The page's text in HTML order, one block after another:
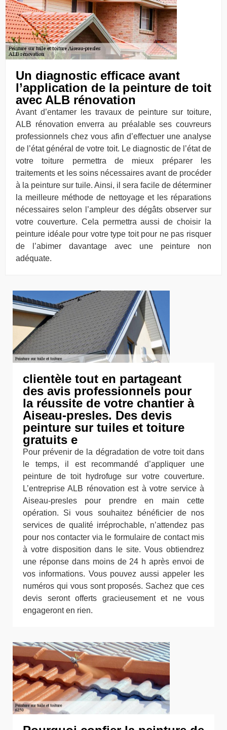
Un diagnostic efficace avant
l’application de la peinture de toit
avec ALB rénovation
Avant d’entamer les travaux de peinture sur toiture,
ALB rénovation enverra au préalable ses couvreurs
professionnels chez vous afin d’effectuer une analyse
de l’état général de votre toit. Le diagnostic de l’état de
votre toiture permettra de mieux préparer les
traitements et les soins nécessaires avant de procéder
à la peinture sur tuile. Ainsi, il sera facile de déterminer
la meilleure méthode de nettoyage et les réparations
nécessaires selon l’ampleur des dégâts observer sur
votre couverture. Cela permettra aussi de choisir la
peinture idéale pour votre type toit pour ne pas risquer
de l’abimer davantage avec une peinture non
adéquate.
clientèle tout en partageant
des avis professionnels pour
la réussite de votre chantier à
Aiseau-presles. Des devis
peinture sur tuiles et toiture
gratuits e
Pour prévenir de la dégradation de votre toit dans
le temps, il est recommandé d’appliquer une
peinture de toit hydrofuge sur votre couverture.
L’entreprise ALB rénovation est à votre service à
Aiseau-presles pour prendre en main cette
opération. Si vous souhaitez bénéficier de nos
services de qualité irréprochable, n’attendez pas
pour nos contacter via le formulaire de contact mis
à votre disposition dans le site. Vous obtiendrez
une réponse dans moins de 24 h après envoi de
vos informations. Vous pouvez aussi appeler les
numéros qui vous sont proposés. Sachez que ces
devis seront offerts gracieusement et ne vous
engageront en rien.